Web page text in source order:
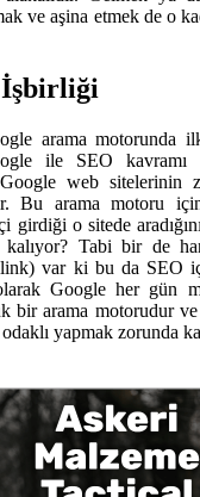
ve aşina etmek de o
İşbirliği
arama motorunda ilk
ile SEO kavramı
web sitelerinin
Bu arama motoru
girdiği o sitede
kalıyor? Tabi bir de
var ki bu da SEO
Google her gün
bir arama motorudur
odaklı yapmak zorunda